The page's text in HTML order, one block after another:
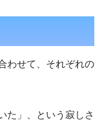
わせて、それぞれの
た」、という寂しさ